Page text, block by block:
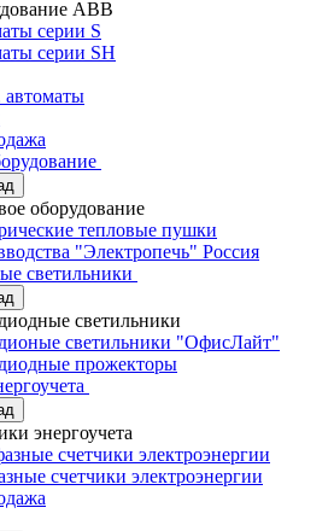
АВВ
серии S
серии SH
оборудование
тепловые пушки
"Электропечь" Россия
светильники
светильники
светильники "ОфисЛайт"
прожекторы
энергоучета
счетчики электроэнергии
счетчики электроэнергии